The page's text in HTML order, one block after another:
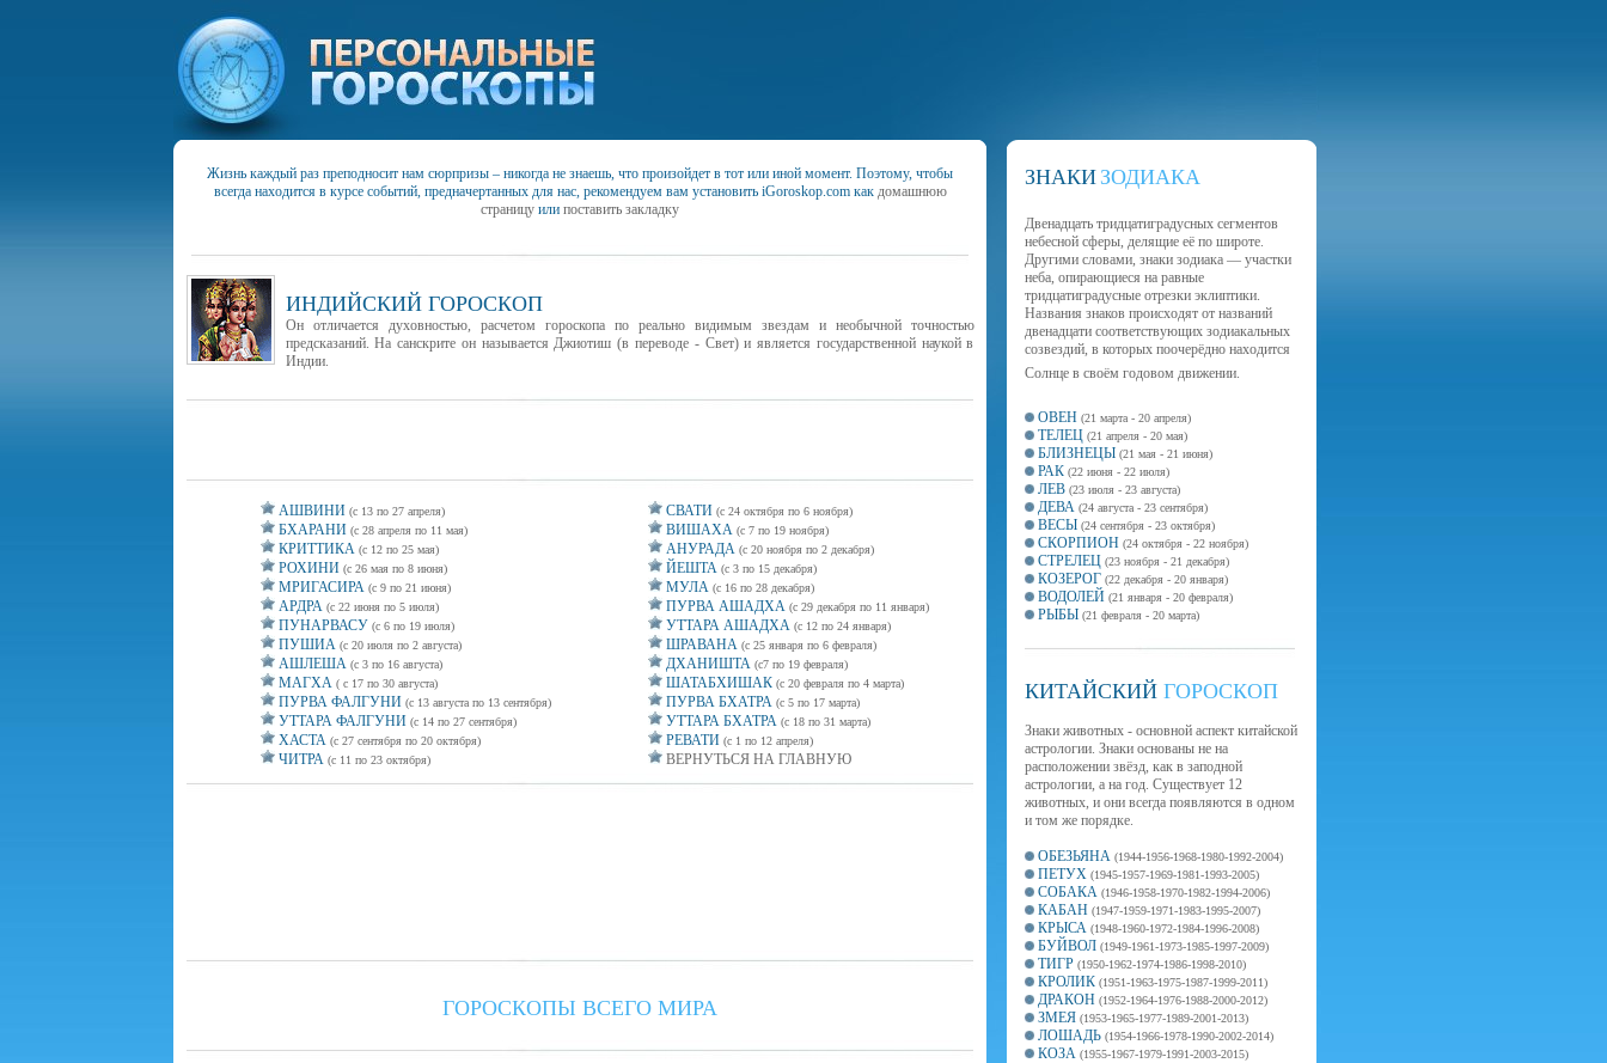
Жизнь каждый раз преподносит нам сюрпризы – никогда не знаешь, что произойдет в тот или иной момент. Поэтому, чтобы
всегда находится в курсе событий, предначертанных для нас, рекомендуем вам установить iGoroskop.com как домашнюю
страницу или поставить закладку
ИНДИЙСКИЙ ГОРОСКОП
Он отличается духовностью, расчетом гороскопа по реально видимым звездам и необычной точностью
предсказаний. На санскрите он называется Джиотиш (в переводе - Свет) и является государственной наукой в
Индии.
АШВИНИ (с 13 по 27 апреля)
БХАРАНИ (с 28 апреля по 11 мая)
КРИТТИКА (с 12 по 25 мая)
РОХИНИ (с 26 мая по 8 июня)
МРИГАСИРА (с 9 по 21 июня)
АРДРА (с 22 июня по 5 июля)
ПУНАРВАСУ (с 6 по 19 июля)
ПУШИА (с 20 июля по 2 августа)
АШЛЕША (с 3 по 16 августа)
МАГХА ( c 17 по 30 августа)
ПУРВА ФАЛГУНИ (с 13 августа по 13 сентября)
УТТАРА ФАЛГУНИ (с 14 по 27 сентября)
ХАСТА (с 27 сентября по 20 октября)
ЧИТРА (с 11 по 23 октября)
СВАТИ (с 24 октября по 6 ноября)
ВИШАХА (с 7 по 19 ноября)
АНУРАДА (с 20 ноября по 2 декабря)
ЙЕШТА (с 3 по 15 декабря)
МУЛА (с 16 по 28 декабря)
ПУРВА АШАДХА (с 29 декабря по 11 января)
УТТАРА АШАДХА (с 12 по 24 января)
ШРАВАНА (с 25 января по 6 февраля)
ДХАНИШТА (с7 по 19 февраля)
ШАТАБХИШАК (с 20 февраля по 4 марта)
ПУРВА БХАТРА (с 5 по 17 марта)
УТТАРА БХАТРА (с 18 по 31 марта)
РЕВАТИ (с 1 по 12 апреля)
ВЕРНУТЬСЯ НА ГЛАВНУЮ
ГОРОСКОПЫ ВСЕГО МИРА
ЗНАКИ ЗОДИАКА
Двенадцать тридцатиградусных сегментов
небесной сферы, делящие её по широте.
Другими словами, знаки зодиака — участки
неба, опирающиеся на равные
тридцатиградусные отрезки эклиптики.
Названия знаков происходят от названий
двенадцати соответствующих зодиакальных
созвездий, в которых поочерёдно находится
Солнце в своём годовом движении.
ОВЕН (21 марта - 20 апреля)
ТЕЛЕЦ (21 апреля - 20 мая)
БЛИЗНЕЦЫ (21 мая - 21 июня)
РАК (22 июня - 22 июля)
ЛЕВ (23 июля - 23 августа)
ДЕВА (24 августа - 23 сентября)
ВЕСЫ (24 сентября - 23 октября)
СКОРПИОН (24 октября - 22 ноября)
СТРЕЛЕЦ (23 ноября - 21 декабря)
КОЗЕРОГ (22 декабря - 20 января)
ВОДОЛЕЙ (21 января - 20 февраля)
РЫБЫ (21 февраля - 20 марта)
КИТАЙСКИЙ ГОРОСКОП
Знаки животных - основной аспект китайской
астрологии. Знаки основаны не на
расположении звёзд, как в заподной
астрологии, а на год. Существует 12
животных, и они всегда появляются в одном
и том же порядке.
ОБЕЗЬЯНА (1944-1956-1968-1980-1992-2004)
ПЕТУХ (1945-1957-1969-1981-1993-2005)
СОБАКА (1946-1958-1970-1982-1994-2006)
КАБАН (1947-1959-1971-1983-1995-2007)
КРЫСА (1948-1960-1972-1984-1996-2008)
БУЙВОЛ (1949-1961-1973-1985-1997-2009)
ТИГР (1950-1962-1974-1986-1998-2010)
КРОЛИК (1951-1963-1975-1987-1999-2011)
ДРАКОН (1952-1964-1976-1988-2000-2012)
ЗМЕЯ (1953-1965-1977-1989-2001-2013)
ЛОШАДЬ (1954-1966-1978-1990-2002-2014)
КОЗА (1955-1967-1979-1991-2003-2015)